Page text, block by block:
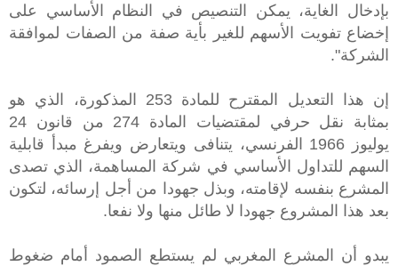
بإدخال الغاية، يمكن التنصيص في النظام الأساسي على
إخضاع تفويت الأسهم للغير بأية صفة من الصفات لموافقة
الشركة".
إن هذا التعديل المقترح للمادة 253 المذكورة، الذي هو
بمثابة نقل حرفي لمقتضيات المادة 274 من قانون 24
يوليوز 1966 الفرنسي، يتنافى ويتعارض ويفرغ مبدأ قابلية
السهم للتداول الأساسي في شركة المساهمة، الذي تصدى
المشرع بنفسه لإقامته، وبذل جهودا من أجل إرسائه، لتكون
بعد هذا المشروع جهودا لا طائل منها ولا نفعا.
يبدو أن المشرع المغربي لم يستطع الصمود أمام ضغوط